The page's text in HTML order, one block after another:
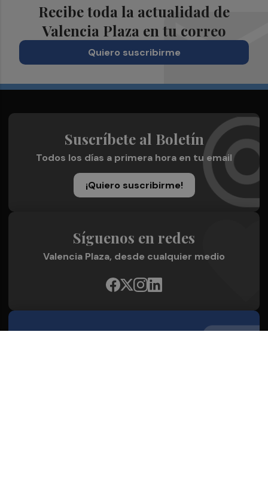
Recibe toda la actualidad de
Valencia Plaza en tu correo
Quiero suscribirme
Suscríbete al Boletín
Todos los días a primera hora en tu email
¡Quiero suscribirme!
Síguenos en redes
Valencia Plaza, desde cualquier medio
Quienes Somos